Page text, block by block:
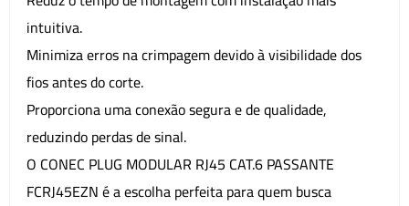
intuitiva.
Minimiza erros na crimpagem devido à visibilidade dos
fios antes do corte.
Proporciona uma conexão segura e de qualidade,
reduzindo perdas de sinal.
O CONEC PLUG MODULAR RJ45 CAT.6 PASSANTE
FCRJ45EZN é a escolha perfeita para quem busca